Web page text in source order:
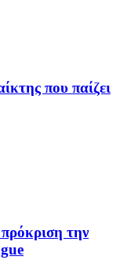
που παίζει
την